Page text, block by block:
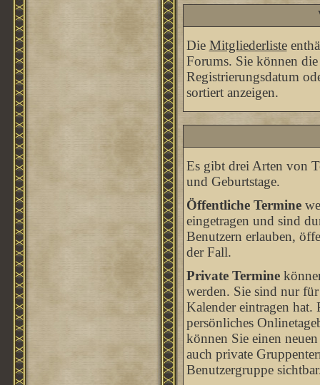
Die Mitgliederliste
Forums. Sie können
Registrierungsdatum
sortiert anzeigen.
Es gibt drei Arten von
und Geburtstage.
Öffentliche Termine
eingetragen und sind
Benutzern erlauben,
der Fall.
Private Termine
werden. Sie sind nur
Kalender eintragen hat.
persönliches
können Sie einen
auch private
Benutzergruppe